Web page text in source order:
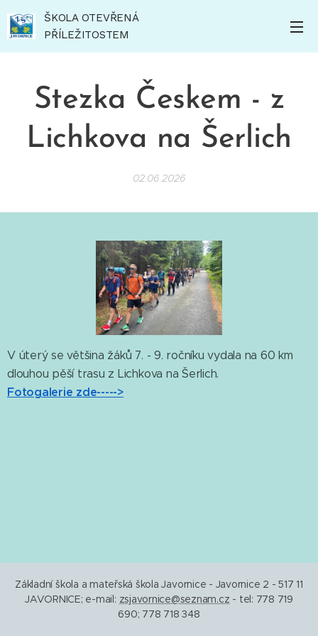
ŠKOLA OTEVŘENÁ
PŘÍLEŽITOSTEM
Stezka Českem - z
Lichkova na Šerlich
02.06.2026
V úterý se většina žáků 7. - 9. ročníku vydala na 60 km
dlouhou pěší trasu z Lichkova na Šerlich.
Fotogalerie zde----->
Základní škola a mateřská škola Javornice - Javornice 2 - 517 11
JAVORNICE; e-mail: zsjavornice@seznam.cz - tel: 778 719
690; 778 718 348